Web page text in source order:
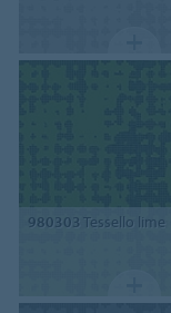
980303 Tessello lime